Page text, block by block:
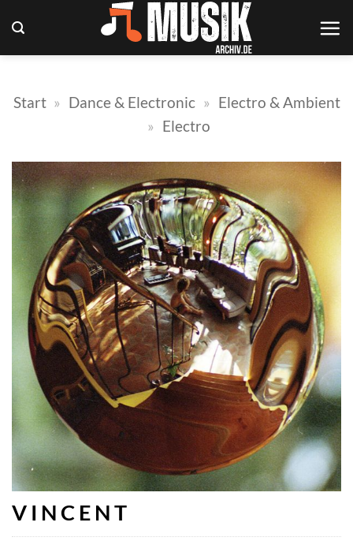
Inhalt
springen
Start » Dance & Electronic » Electro & Ambient
» Electro
V I N C E N T